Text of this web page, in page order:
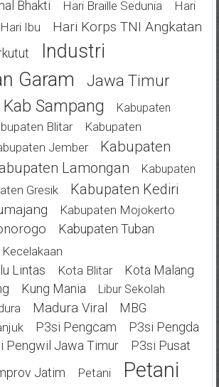
Bhakti Hari Braille Sedunia
Hari
Hari Ibu
Hari Korps TNI Angkatan
Industri
Garam
Jawa Timur
Kab Sampang
Kabupaten
Blitar
Kabupaten
Jember
Kabupaten
Lamongan
Kabupaten
Gresik Kabupaten Kediri
Kabupaten Mojokerto
Kabupaten Tuban
Kecelakaan
Lintas Kota Blitar Kota Malang
Kung Mania
Libur Sekolah
Madura Viral MBG
P3si Pengcam
P3si Pengda
Pengwil Jawa Timur
P3si Pusat
Jatim Petani
Petani